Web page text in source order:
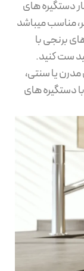
دستگیره های
مناسب میباشد
برنجی با
ست کنید.
یا سنتی،
دستگیره های